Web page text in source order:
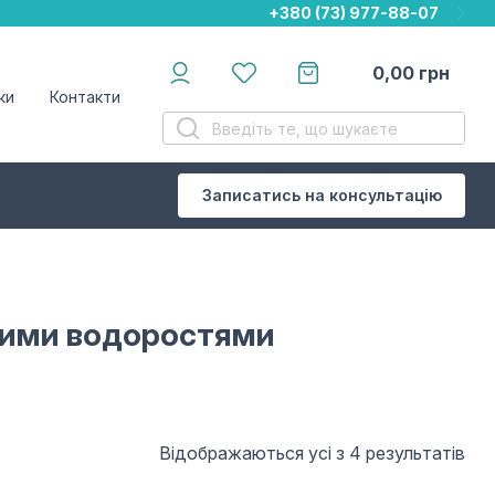
+380 (73) 977-88-07
+380 (73) 977-88-07
+380 (73) 977-88-07
Контакти
0,00 грн
Записатись на консультацію
водоростями
Відображаються усі з 4 результатів